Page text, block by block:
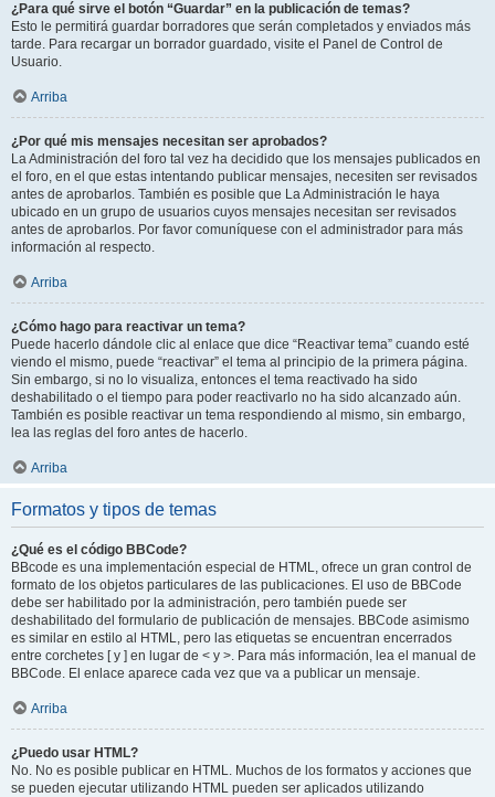
¿Para qué sirve el botón “Guardar” en la publicación de temas?
Esto le permitirá guardar borradores que serán completados y enviados más
tarde. Para recargar un borrador guardado, visite el Panel de Control de
Usuario.
Arriba
¿Por qué mis mensajes necesitan ser aprobados?
La Administración del foro tal vez ha decidido que los mensajes publicados en
el foro, en el que estas intentando publicar mensajes, necesiten ser revisados
antes de aprobarlos. También es posible que La Administración le haya
ubicado en un grupo de usuarios cuyos mensajes necesitan ser revisados
antes de aprobarlos. Por favor comuníquese con el administrador para más
información al respecto.
Arriba
¿Cómo hago para reactivar un tema?
Puede hacerlo dándole clic al enlace que dice “Reactivar tema” cuando esté
viendo el mismo, puede “reactivar” el tema al principio de la primera página.
Sin embargo, si no lo visualiza, entonces el tema reactivado ha sido
deshabilitado o el tiempo para poder reactivarlo no ha sido alcanzado aún.
También es posible reactivar un tema respondiendo al mismo, sin embargo,
lea las reglas del foro antes de hacerlo.
Arriba
Formatos y tipos de temas
¿Qué es el código BBCode?
BBcode es una implementación especial de HTML, ofrece un gran control de
formato de los objetos particulares de las publicaciones. El uso de BBCode
debe ser habilitado por la administración, pero también puede ser
deshabilitado del formulario de publicación de mensajes. BBCode asimismo
es similar en estilo al HTML, pero las etiquetas se encuentran encerrados
entre corchetes [ y ] en lugar de < y >. Para más información, lea el manual de
BBCode. El enlace aparece cada vez que va a publicar un mensaje.
Arriba
¿Puedo usar HTML?
No. No es posible publicar en HTML. Muchos de los formatos y acciones que
se pueden ejecutar utilizando HTML pueden ser aplicados utilizando